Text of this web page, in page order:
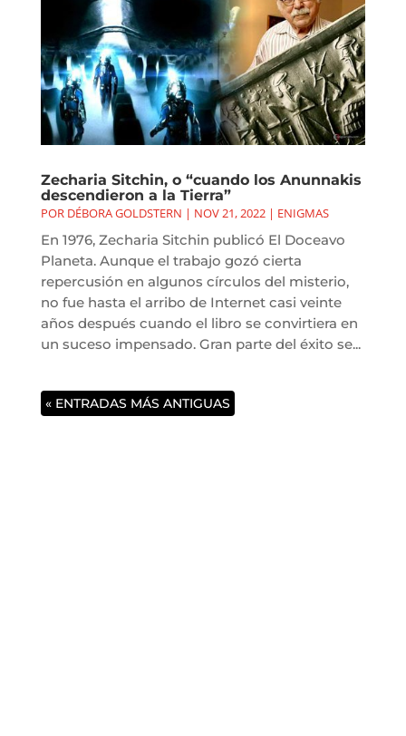
Zecharia Sitchin, o “cuando los Anunnakis
descendieron a la Tierra”
POR DÉBORA GOLDSTERN | NOV 21, 2022| ENIGMAS
En 1976, Zecharia Sitchin publicó El Doceavo
Planeta. Aunque el trabajo gozó cierta
repercusión en algunos círculos del misterio,
no fue hasta el arribo de Internet casi veinte
años después cuando el libro se convirtiera en
un suceso impensado. Gran parte del éxito se...
« ENTRADAS MÁS ANTIGUAS